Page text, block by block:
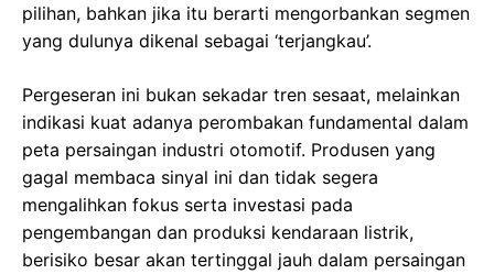
pilihan, bahkan jika itu berarti mengorbankan segmen
yang dulunya dikenal sebagai ‘terjangkau’.
Pergeseran ini bukan sekadar tren sesaat, melainkan
indikasi kuat adanya perombakan fundamental dalam
peta persaingan industri otomotif. Produsen yang
gagal membaca sinyal ini dan tidak segera
mengalihkan fokus serta investasi pada
pengembangan dan produksi kendaraan listrik,
berisiko besar akan tertinggal jauh dalam persaingan